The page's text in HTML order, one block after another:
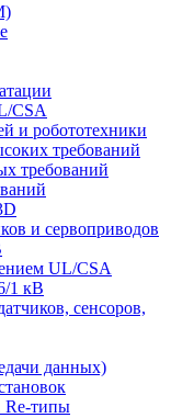
CSA
и робототехники
требований
требований
и сервоприводов
UL/CSA
1 кВ
cенсоров,
данных)
Re-типы